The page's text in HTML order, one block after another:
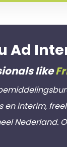
Ad
like
interim,
Nederland.